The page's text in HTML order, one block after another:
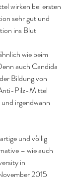
wirken bei ersten
sehr gut und
ins Blut
wie beim
auch Candida
Bildung von
Pilz-Mittel
irgendwann
und völlig
– wie auch
in
2015